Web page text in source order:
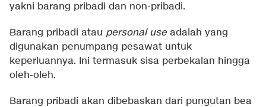
yakni barang pribadi dan non-pribadi.
Barang pribadi atau personal use adalah yang
digunakan penumpang pesawat untuk
keperluannya. Ini termasuk sisa perbekalan hingga
oleh-oleh.
Barang pribadi akan dibebaskan dari pungutan bea